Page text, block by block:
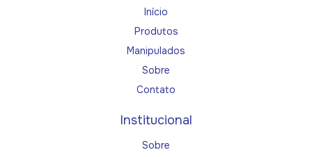
Início
Produtos
Manipulados
Sobre
Contato
Institucional
Sobre